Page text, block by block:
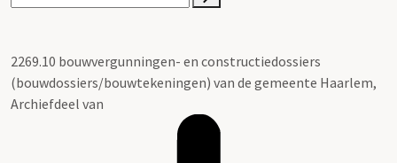
2269.10 bouwvergunningen- en constructiedossiers
(bouwdossiers/bouwtekeningen) van de gemeente Haarlem,
Archiefdeel van